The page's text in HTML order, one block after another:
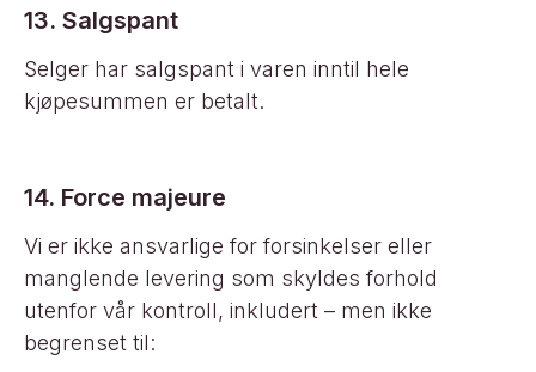
13. Salgspant
Selger har salgspant i varen inntil hele
kjøpesummen er betalt.
14. Force majeure
Vi er ikke ansvarlige for forsinkelser eller
manglende levering som skyldes forhold
utenfor vår kontroll, inkludert – men ikke
begrenset til: